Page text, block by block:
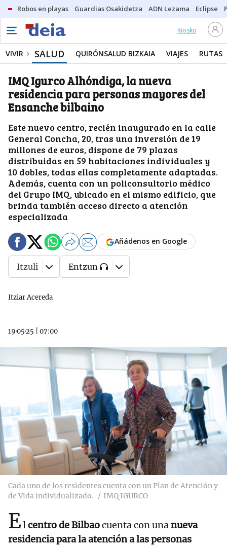
Robos en playas Guardias Osakidetza ADN Lezama Eclipse
Kiosko
VIVIR SALUD QUIRÓNSALUD BIZKAIA VIAJES RUTAS
IMQ Igurco Alhóndiga, la nueva
residencia para personas mayores del
Ensanche bilbaino
Este nuevo centro, recién inaugurado en la calle
General Concha, 20, tras una inversión de 19
millones de euros, dispone de 79 plazas
distribuidas en 59 habitaciones individuales y
10 dobles, todas ellas completamente adaptadas.
Además, cuenta con un policonsultorio médico
del Grupo IMQ, ubicado en el mismo edificio, que
brinda también acceso directo a atención
especializada
Itziar Acereda
19·05·25 07:00
Añádenos en Google
Itzuli Entzun
Cada uno de los residentes cuenta con un Plan de Atención y
de Vida individualizado.
IMQ IGURCO
Elcentro de Bilbaocuenta con unanueva
residencia para la atención a las personas